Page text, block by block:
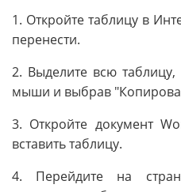
1. Откройте таблицу в
перенести.
2. Выделите всю
мыши и выбрав
3. Откройте документ
вставить таблицу.
4. Перейдите на